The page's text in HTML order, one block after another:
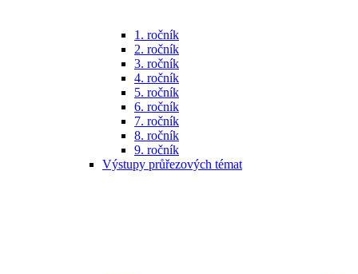
1. ročník
2. ročník
3. ročník
4. ročník
5. ročník
6. ročník
7. ročník
8. ročník
9. ročník
Výstupy průřezových témat